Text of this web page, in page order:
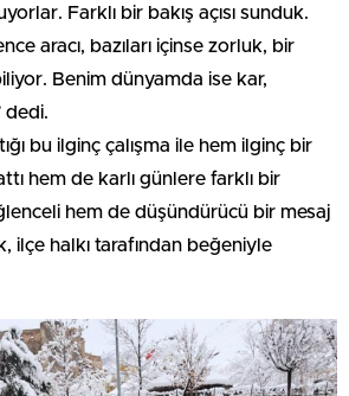
Farklı bir bakış açısı sunduk.
aracı, bazıları içinse zorluk, bir
Benim dünyamda ise kar,
dedi.
bu ilginç çalışma ile hem ilginç bir
hem de karlı günlere farklı bir
hem de düşündürücü bir mesaj
ilçe halkı tarafından beğeniyle